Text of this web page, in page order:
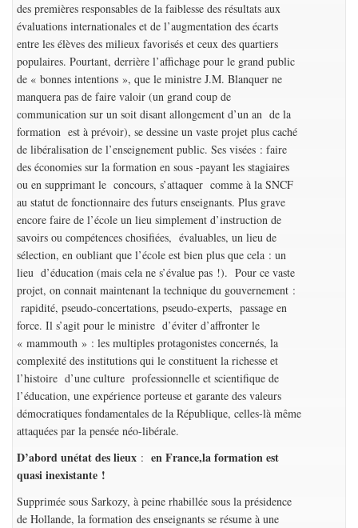
des premières responsables de la faiblesse des résultats aux
évaluations internationales et de l’augmentation des écarts
entre les élèves des milieux favorisés et ceux des quartiers
populaires. Pourtant, derrière l’affichage pour le grand public
de « bonnes intentions », que le ministre J.M. Blanquer ne
manquera pas de faire valoir (un grand coup de
communication sur un soit disant allongement d’un an de la
formation est à prévoir), se dessine un vaste projet plus caché
de libéralisation de l’enseignement public. Ses visées : faire
des économies sur la formation en sous -payant les stagiaires
ou en supprimant le concours, s’attaquer comme à la SNCF
au statut de fonctionnaire des futurs enseignants. Plus grave
encore faire de l’école un lieu simplement d’instruction de
savoirs ou compétences chosifiées, évaluables, un lieu de
sélection, en oubliant que l’école est bien plus que cela : un
lieu d’éducation (mais cela ne s’évalue pas !). Pour ce vaste
projet, on connait maintenant la technique du gouvernement :
rapidité, pseudo-concertations, pseudo-experts, passage en
force. Il s’agit pour le ministre d’éviter d’affronter le
« mammouth » : les multiples protagonistes concernés, la
complexité des institutions qui le constituent la richesse et
l’histoire d’une culture professionnelle et scientifique de
l’éducation, une expérience porteuse et garante des valeurs
démocratiques fondamentales de la République, celles-là même
attaquées par la pensée néo-libérale.
D’abord unétat des lieux : en France,la formation est
quasi inexistante !
Supprimée sous Sarkozy, à peine rhabillée sous la présidence
de Hollande, la formation des enseignants se résume à une